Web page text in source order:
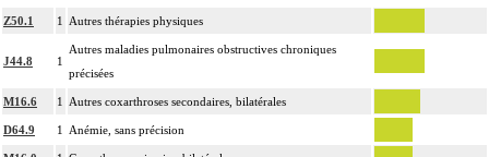
Z50.1 1 Autres thérapies physiques
J44.8 1
Autres maladies pulmonaires obstructives chroniques
précisées
M16.6 1 Autres coxarthroses secondaires, bilatérales
D64.9 1 Anémie, sans précision